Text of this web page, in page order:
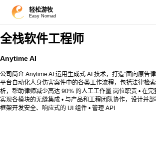
轻松游牧
Easy Nomad
全栈软件工程师
Anytime AI
公司简介 Anytime AI 运用生成式 AI 技术，打造“面向原告律
平台自动化人身伤害案件中的各类工作流程，包括法律检
析，帮助律师减少高达 90% 的人工工作量 岗位职责 • 在
实现各模块的无缝集成 • 与产品和工程团队协作，设计并
框架开发安全、响应式的 UI 组件 • 管理 API